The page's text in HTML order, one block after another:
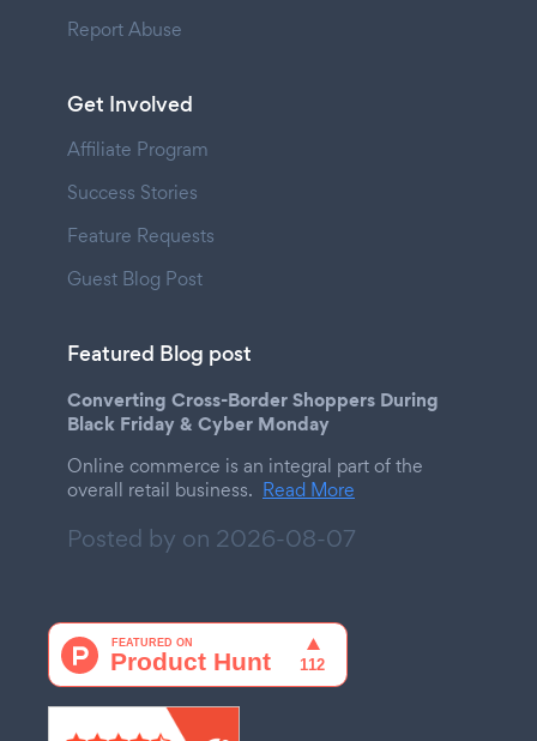
Report Abuse
Get Involved
Affiliate Program
Success Stories
Feature Requests
Guest Blog Post
Featured Blog post
Converting Cross-Border Shoppers During
Black Friday & Cyber Monday
Online commerce is an integral part of the
overall retail business. Read More
Posted by on 2026-08-07